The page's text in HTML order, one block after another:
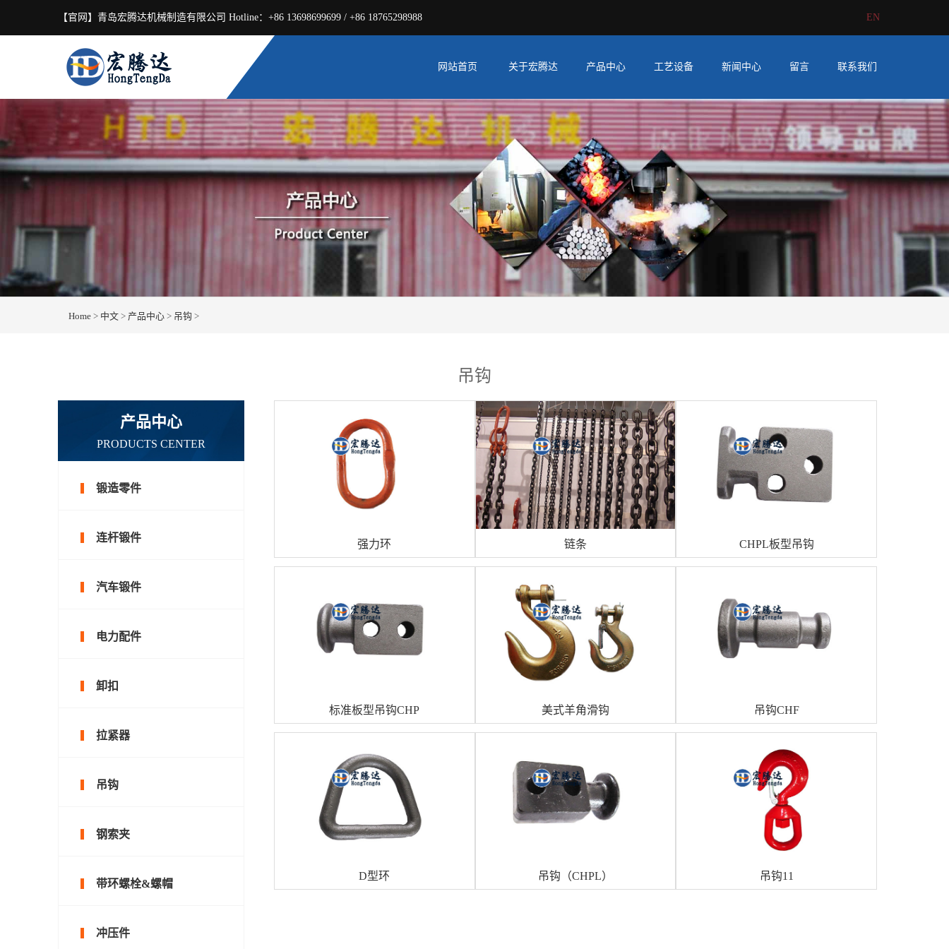
EN
【官网】青岛宏腾达机械制造有限公司 Hotline：+86 13698699699 / +86 18765298988
网站首页 关于宏腾达 产品中心 工艺设备 新闻中心 留言 联系我们
Home > 中文 > 产品中心 > 吊钩 >
吊钩
产品中心
PRODUCTS CENTER
锻造零件
连杆锻件
汽车锻件
电力配件
卸扣
拉紧器
吊钩
钢索夹
带环螺栓&螺帽
冲压件
强力环 链条 CHPL板型吊钩
标准板型吊钩CHP 美式羊角滑钩 吊钩CHF
D型环 吊钩（CHPL） 吊钩11